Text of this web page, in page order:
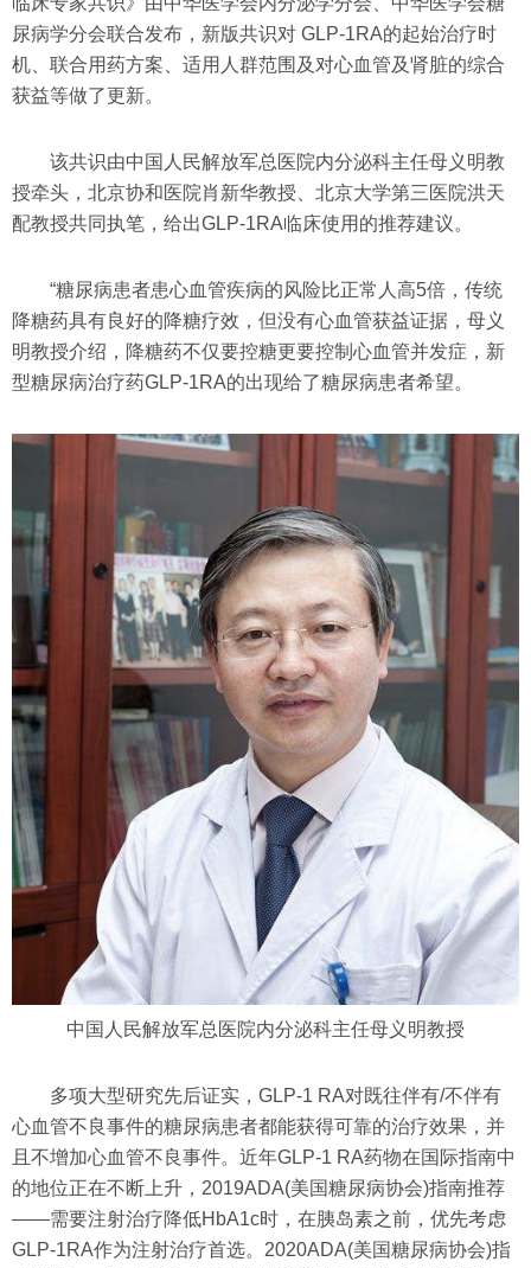
尿病学分会联合发布，新版共识对 GLP-1RA的起始治疗时
机、联合用药方案、适用人群范围及对心血管及肾脏的综合
获益等做了更新。
该共识由中国人民解放军总医院内分泌科主任母义明教
授牵头，北京协和医院肖新华教授、北京大学第三医院洪天
配教授共同执笔，给出GLP-1RA临床使用的推荐建议。
“糖尿病患者患心血管疾病的风险比正常人高5倍，传统
降糖药具有良好的降糖疗效，但没有心血管获益证据，母义
明教授介绍，降糖药不仅要控糖更要控制心血管并发症，新
型糖尿病治疗药GLP-1RA的出现给了糖尿病患者希望。
中国人民解放军总医院内分泌科主任母义明教授
多项大型研究先后证实，GLP-1 RA对既往伴有/不伴有
心血管不良事件的糖尿病患者都能获得可靠的治疗效果，并
且不增加心血管不良事件。近年GLP-1 RA药物在国际指南中
的地位正在不断上升，2019ADA(美国糖尿病协会)指南推荐
——需要注射治疗降低HbA1c时，在胰岛素之前，优先考虑
GLP-1RA作为注射治疗首选。2020ADA(美国糖尿病协会)指